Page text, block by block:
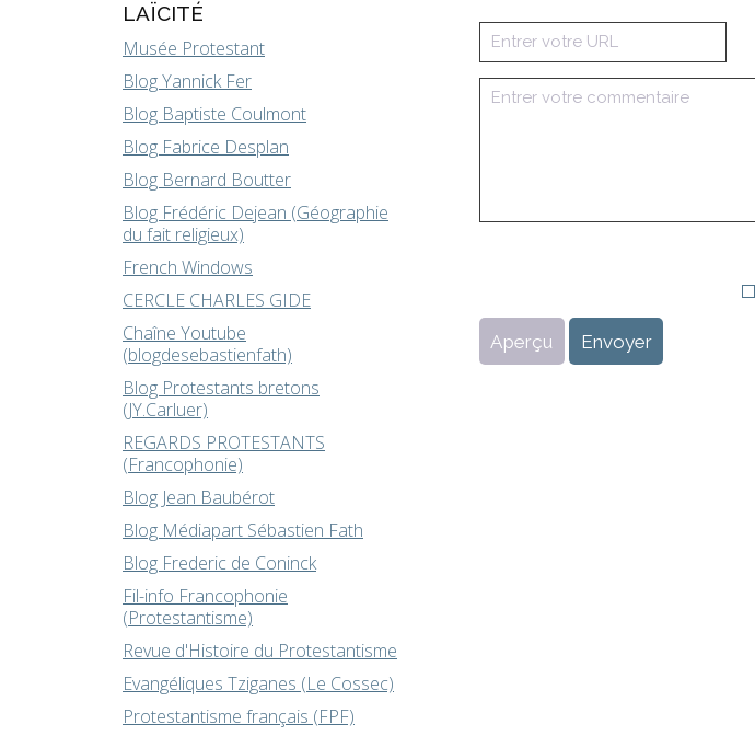
LAÏCITÉ
Musée Protestant
Blog Yannick Fer
Blog Baptiste Coulmont
Blog Fabrice Desplan
Blog Bernard Boutter
Blog Frédéric Dejean (Géographie
du fait religieux)
French Windows
CERCLE CHARLES GIDE
Chaîne Youtube
(blogdesebastienfath)
Blog Protestants bretons
(JY.Carluer)
REGARDS PROTESTANTS
(Francophonie)
Blog Jean Baubérot
Blog Médiapart Sébastien Fath
Blog Frederic de Coninck
Fil-info Francophonie
(Protestantisme)
Revue d'Histoire du Protestantisme
Evangéliques Tziganes (Le Cossec)
Protestantisme français (FPF)